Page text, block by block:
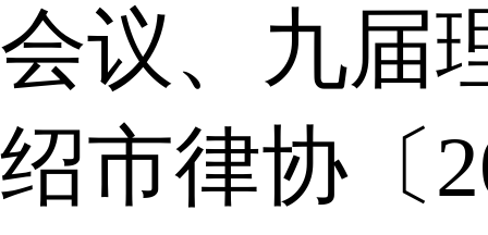
会议、九届
绍市律协〔